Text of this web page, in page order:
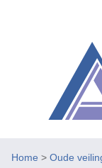
Home > Oude